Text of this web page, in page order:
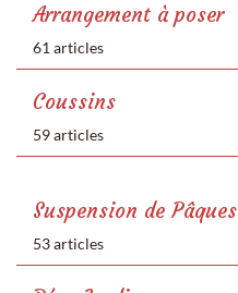
Arrangement à poser
61 articles
Coussins
59 articles
Suspension de Pâques
53 articles